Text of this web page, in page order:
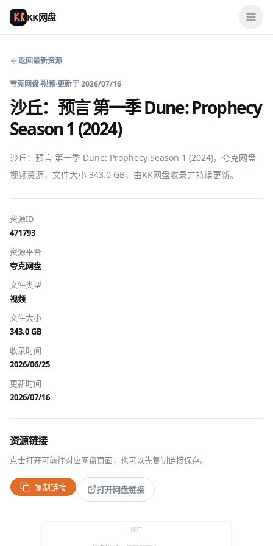
KK网盘
返回最新资源
夸克网盘·视频·更新于2026/07/16
沙丘：预言 第一季 Dune: Prophecy
Season 1 (2024)
沙丘：预言 第一季 Dune: Prophecy Season 1 (2024)，夸克网盘
视频资源，文件大小 343.0 GB，由KK网盘收录并持续更新。
资源ID
471793
资源平台
夸克网盘
文件类型
视频
文件大小
343.0 GB
收录时间
2026/06/25
更新时间
2026/07/16
资源链接
点击打开可前往对应网盘页面，也可以先复制链接保存。
复制链接 打开网盘链接
推广